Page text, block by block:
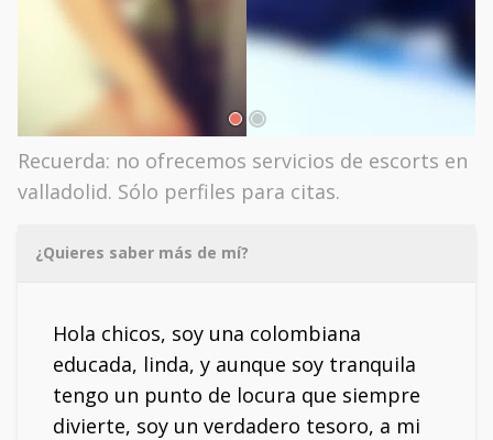
Recuerda: no ofrecemos servicios de escorts en
valladolid. Sólo perfiles para citas.
¿Quieres saber más de mí?
Hola chicos, soy una colombiana
educada, linda, y aunque soy tranquila
tengo un punto de locura que siempre
divierte, soy un verdadero tesoro, a mi